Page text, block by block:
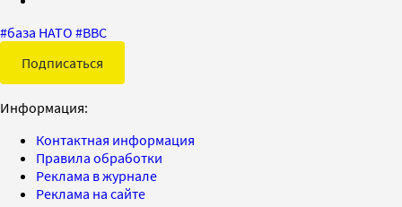
#база НАТО #ВВС
Подписаться
Информация:
Контактная информация
Правила обработки
Реклама в журнале
Реклама на сайте